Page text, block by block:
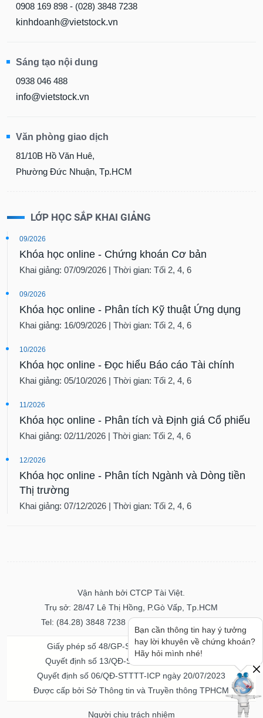
0908 169 898 - (028) 3848 7238
kinhdoanh@vietstock.vn
Sáng tạo nội dung
0938 046 488
info@vietstock.vn
Văn phòng giao dịch
81/10B Hồ Văn Huê,
Phường Đức Nhuận, Tp.HCM
LỚP HỌC SẮP KHAI GIẢNG
09/2026
Khóa học online - Chứng khoán Cơ bản
Khai giảng: 07/09/2026 | Thời gian: Tối 2, 4, 6
09/2026
Khóa học online - Phân tích Kỹ thuật Ứng dụng
Khai giảng: 16/09/2026 | Thời gian: Tối 2, 4, 6
10/2026
Khóa học online - Đọc hiểu Báo cáo Tài chính
Khai giảng: 05/10/2026 | Thời gian: Tối 2, 4, 6
11/2026
Khóa học online - Phân tích và Định giá Cổ phiếu
Khai giảng: 02/11/2026 | Thời gian: Tối 2, 4, 6
12/2026
Khóa học online - Phân tích Ngành và Dòng tiền
Thị trường
Khai giảng: 07/12/2026 | Thời gian: Tối 2, 4, 6
Vận hành bởi CTCP Tài Việt.
Trụ sở: 28/47 Lê Thị Hồng, P.Gò Vấp, Tp.HCM
Tel: (84.28) 3848 7238 - Fax: (84.28) 3848 7237
Giấy phép số 48/GP-STTTT ngày 04/11/2016
Quyết định số 13/QĐ-STTTT ngày 02/11/2017
Quyết định số 06/QĐ-STTTT-ICP ngày 20/07/2023
Được cấp bởi Sở Thông tin và Truyền thông TPHCM
Người chịu trách nhiệm
Bạn cần thông tin hay ý tưởng
hay lời khuyên về chứng khoán?
Hãy hỏi mình nhé!